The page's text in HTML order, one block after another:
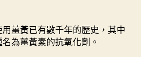
薑黃已有數千年的歷史，其中
為薑黃素的抗氧化劑。